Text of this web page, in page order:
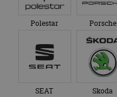
Polestar Porsche
SEAT Skoda